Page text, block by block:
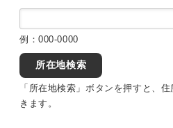
例：000-0000
所在地検索
「所在地検索」ボタンを押すと、
きます。